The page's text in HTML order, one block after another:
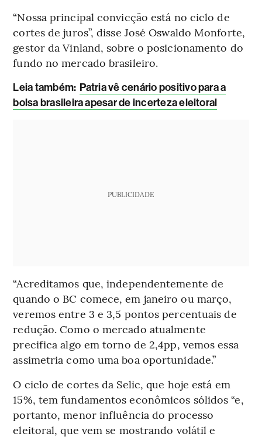
“Nossa principal convicção está no ciclo de
cortes de juros”, disse José Oswaldo Monforte,
gestor da Vinland, sobre o posicionamento do
fundo no mercado brasileiro.
Leia também: Patria vê cenário positivo para a
bolsa brasileira apesar de incerteza eleitoral
PUBLICIDADE
“Acreditamos que, independentemente de
quando o BC comece, em janeiro ou março,
veremos entre 3 e 3,5 pontos percentuais de
redução. Como o mercado atualmente
precifica algo em torno de 2,4pp, vemos essa
assimetria como uma boa oportunidade.”
O ciclo de cortes da Selic, que hoje está em
15%, tem fundamentos econômicos sólidos “e,
portanto, menor influência do processo
eleitoral, que vem se mostrando volátil e